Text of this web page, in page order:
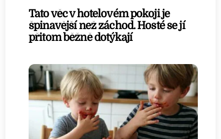
Tato věc v hotelovém pokoji je
špinavější než záchod. Hosté se jí
přitom běžně dotýkají